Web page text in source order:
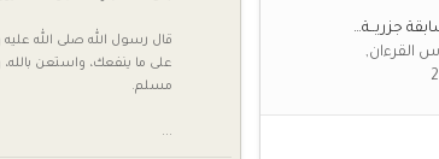
17 نوفمبر 7:56 م
جزريــة…
القرءان
قال رسول الله صلى الله
على ما ينفعك، واستعن بالله،
مسلم.
...